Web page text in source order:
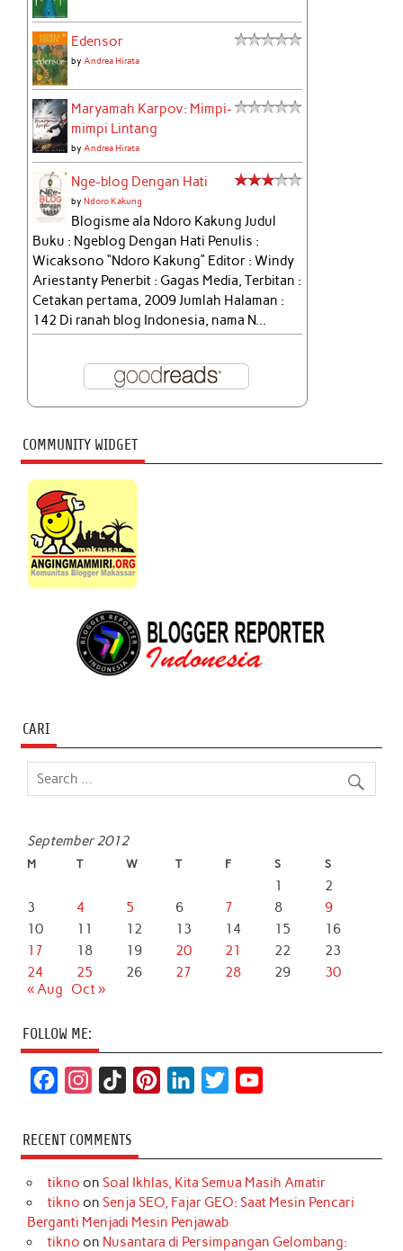
Edensor
byAndrea Hirata
Maryamah Karpov: Mimpi-
mimpi Lintang
byAndrea Hirata
Nge-blog Dengan Hati
byNdoro Kakung
Blogisme ala Ndoro Kakung Judul
Buku : Ngeblog Dengan Hati Penulis :
Wicaksono “Ndoro Kakung” Editor : Windy
Ariestanty Penerbit : Gagas Media, Terbitan :
Cetakan pertama, 2009 Jumlah Halaman :
142 Di ranah blog Indonesia, nama N...
COMMUNITY WIDGET
CARI
September 2012
M T W T F S S
1
2
3
4 5 6 7 8
9
10
11 12 13 14 15
16
17
18 19 20 21 22
23
24
25 26 27 28 29
30
« Aug
Oct »
FOLLOW ME:
c
e
b
o
s
t
a
r
k
T
o
k
t
e
r
e
k
e
d
I
t
t
r
T
u
e
RECENT COMMENTS
tikno on Soal Ikhlas, Kita Semua Masih Amatir
tikno on Senja SEO, Fajar GEO: Saat Mesin Pencari
Berganti Menjadi Mesin Penjawab
tikno on Nusantara di Persimpangan Gelombang: